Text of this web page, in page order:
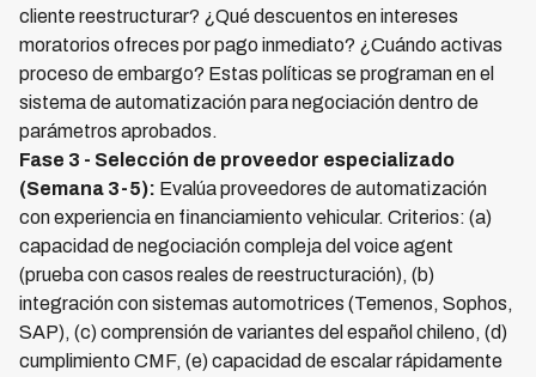
cliente reestructurar? ¿Qué descuentos en intereses
moratorios ofreces por pago inmediato? ¿Cuándo activas
proceso de embargo? Estas políticas se programan en el
sistema de automatización para negociación dentro de
parámetros aprobados.
Fase 3 - Selección de proveedor especializado
(Semana 3-5): Evalúa proveedores de automatización
con experiencia en financiamiento vehicular. Criterios: (a)
capacidad de negociación compleja del voice agent
(prueba con casos reales de reestructuración), (b)
integración con sistemas automotrices (Temenos, Sophos,
SAP), (c) comprensión de variantes del español chileno, (d)
cumplimiento CMF, (e) capacidad de escalar rápidamente